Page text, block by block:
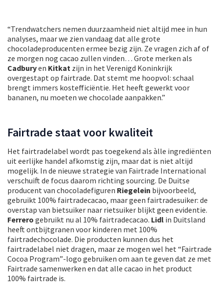
“Trendwatchers nemen duurzaamheid niet altijd mee in hun
analyses, maar we zien vandaag dat alle grote
chocoladeproducenten ermee bezig zijn. Ze vragen zich af of
ze morgen nog cacao zullen vinden… Grote merken als
Cadburyen Kitkat zijn in het Verenigd Koninkrijk
overgestapt op fairtrade. Dat stemt me hoopvol: schaal
brengt immers kostefficiëntie. Het heeft gewerkt voor
bananen, nu moeten we chocolade aanpakken.”
Fairtrade staat voor kwaliteit
Het fairtradelabel wordt pas toegekend als àlle ingrediënten
uit eerlijke handel afkomstig zijn, maar dat is niet altijd
mogelijk. In de nieuwe strategie van Fairtrade International
verschuift de focus daarom richting sourcing. De Duitse
producent van chocoladefiguren Riegelein bijvoorbeeld,
gebruikt 100% fairtradecacao, maar geen fairtradesuiker: de
overstap van bietsuiker naar rietsuiker blijkt geen evidentie.
Ferrero gebruikt nu al 10% fairtradecacao. Lidl in Duitsland
heeft ontbijtgranen voor kinderen met 100%
fairtradechocolade. Die producten kunnen dus het
fairtradelabel niet dragen, maar ze mogen wel het “Fairtrade
Cocoa Program”-logo gebruiken om aan te geven dat ze met
Fairtrade samenwerken en dat alle cacao in het product
100% fairtrade is.